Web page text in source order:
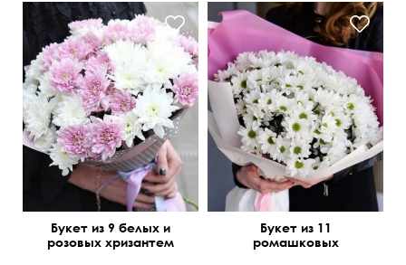
Букет из 9 белых и
розовых хризантем
Розовая дизайнерская
упаковка
Букет из 11
ромашковых